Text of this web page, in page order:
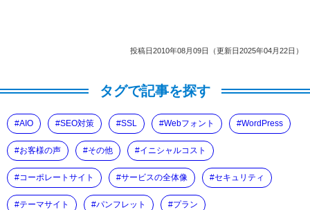
投稿日2010年08月09日（更新日2025年04月22日）
タグで記事を探す
AIO SEO対策 SSL Webフォント WordPress
お客様の声 その他 イニシャルコスト
コーポレートサイト サービスの全体像 セキュリティ
テーマサイト パンフレット プラン